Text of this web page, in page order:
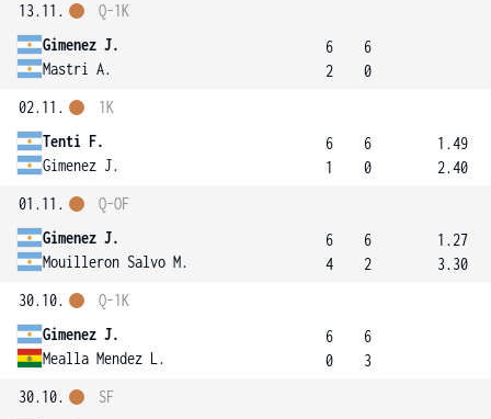
13.11.
Gimenez J.
Mastri A.
Q-1K
6
2
6
0
02.11.
Tenti F.
Gimenez J.
1K
6
1
6
0
1.49
2.40
01.11.
Gimenez J.
Mouilleron Salvo M.
Q-OF
6
4
6
2
1.27
3.30
30.10.
Gimenez J.
Mealla Mendez L.
Q-1K
6
0
6
3
30.10.
SF